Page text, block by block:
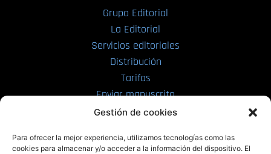
Gestión de cookies
Para ofrecer la mejor experiencia, utilizamos tecnologías como las
cookies para almacenar y/o acceder a la información del dispositivo. El
Grupo Editorial
La Editorial
Servicios editoriales
Distribución
Tarifas
Enviar manuscrito
PRL | Media